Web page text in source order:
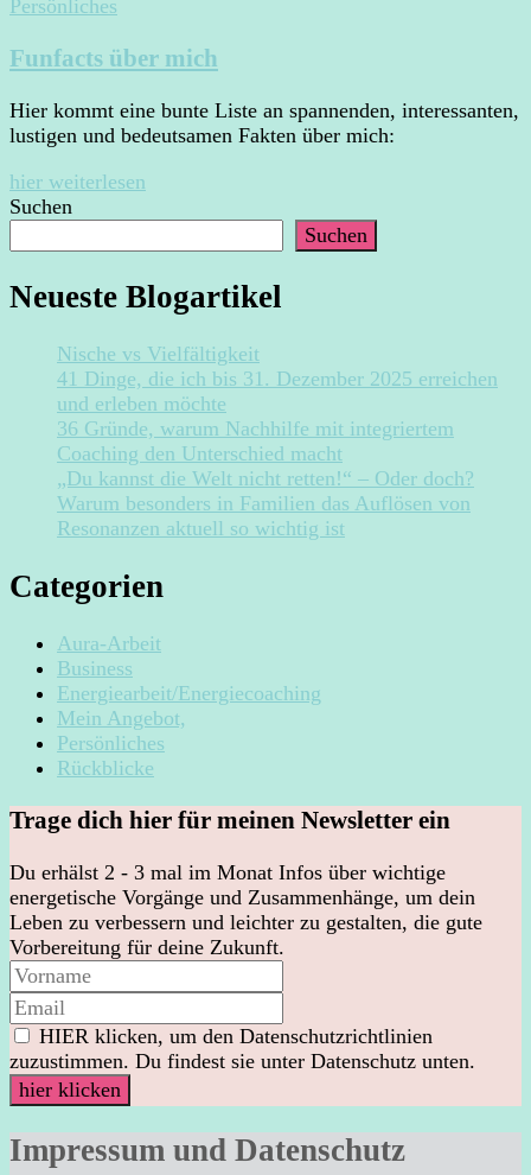
Persönliches
Funfacts über mich
Hier kommt eine bunte Liste an spannenden, interessanten,
lustigen und bedeutsamen Fakten über mich:
hier weiterlesen
Suchen
Suchen
Neueste Blogartikel
Nische vs Vielfältigkeit
41 Dinge, die ich bis 31. Dezember 2025 erreichen
und erleben möchte
36 Gründe, warum Nachhilfe mit integriertem
Coaching den Unterschied macht
„Du kannst die Welt nicht retten!“ – Oder doch?
Warum besonders in Familien das Auflösen von
Resonanzen aktuell so wichtig ist
Categorien
Aura-Arbeit
Business
Energiearbeit/Energiecoaching
Mein Angebot,
Persönliches
Rückblicke
Trage dich hier für meinen Newsletter ein
Du erhälst 2 - 3 mal im Monat Infos über wichtige
energetische Vorgänge und Zusammenhänge, um dein
Leben zu verbessern und leichter zu gestalten, die gute
Vorbereitung für deine Zukunft.
HIER klicken, um den Datenschutzrichtlinien
zuzustimmen. Du findest sie unter Datenschutz unten.
Impressum und Datenschutz